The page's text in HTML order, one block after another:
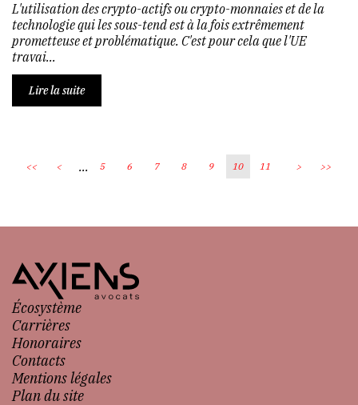
L'utilisation des crypto-actifs ou crypto-monnaies et de la
technologie qui les sous-tend est à la fois extrêmement
prometteuse et problématique. C'est pour cela que l'UE
travai...
Lire la suite
<< < ... 5 6 7 8 9 10 11 > >>
Écosystème
Carrières
Honoraires
Contacts
Mentions légales
Plan du site